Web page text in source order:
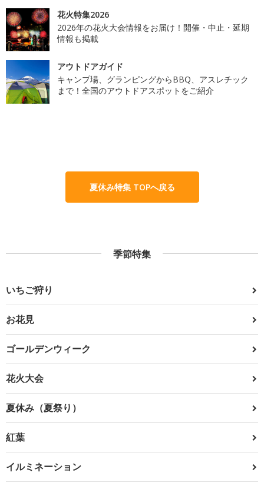
花火特集2026
2026年の花火大会情報をお届け！開催・中止・延期
情報も掲載
アウトドアガイド
キャンプ場、グランピングからBBQ、アスレチック
まで！全国のアウトドアスポットをご紹介
夏休み特集 TOPへ戻る
季節特集
いちご狩り
お花見
ゴールデンウィーク
花火大会
夏休み（夏祭り）
紅葉
イルミネーション